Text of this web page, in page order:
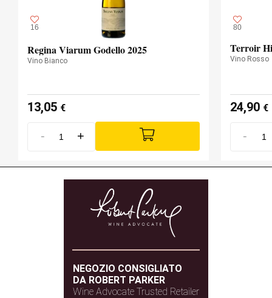
16
Regina Viarum Godello 2025
Vino Bianco
13,05 €
- +
80
Terroir
Vino Rosso
24,90 €
-
NEGOZIO CONSIGLIATO
DA ROBERT PARKER
Wine Advocate Trusted Retailer